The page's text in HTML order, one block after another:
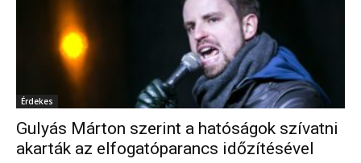
Érdekes
Gulyás Márton szerint a hatóságok szívatni
akarták az elfogatóparancs időzítésével